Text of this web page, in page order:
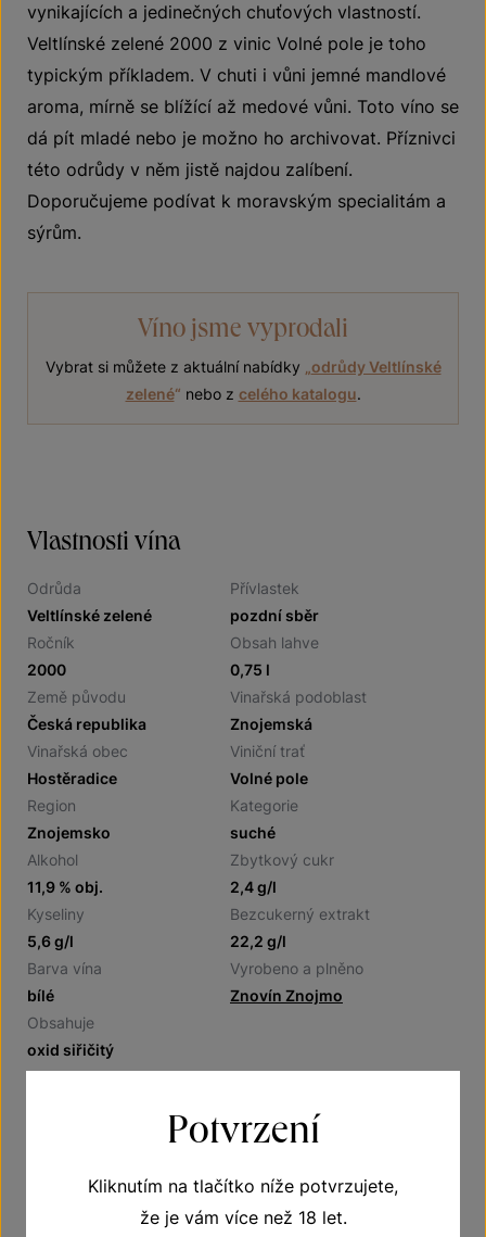
vynikajících a jedinečných chuťových vlastností.
Veltlínské zelené 2000 z vinic Volné pole je toho
typickým příkladem. V chuti i vůni jemné mandlové
aroma, mírně se blížící až medové vůni. Toto víno se
dá pít mladé nebo je možno ho archivovat. Příznivci
této odrůdy v něm jistě najdou zalíbení.
Doporučujeme podívat k moravským specialitám a
sýrům.
Víno jsme vyprodali
Vybrat si můžete z aktuální nabídky
odrůdy Veltlínské
zelené“ nebo z celého katalogu.
Vlastnosti vína
Odrůda
Veltlínské zelené
Přívlastek
pozdní sběr
Ročník
2000
Obsah lahve
0,75 l
Země původu
Česká republika
Vinařská podoblast
Znojemská
Vinařská obec
Hostěradice
Viniční trať
Volné pole
Region
Znojemsko
Kategorie
suché
Alkohol
11,9 % obj.
Zbytkový cukr
2,4 g/l
Kyseliny
5,6 g/l
Bezcukerný extrakt
22,2 g/l
Barva vína
bílé
Vyrobeno a plněno
Znovín Znojmo
Obsahuje
oxid siřičitý
Víno suché
Potvrzení
Kliknutím na tlačítko níže potvrzujete,
že je vám více než 18 let.